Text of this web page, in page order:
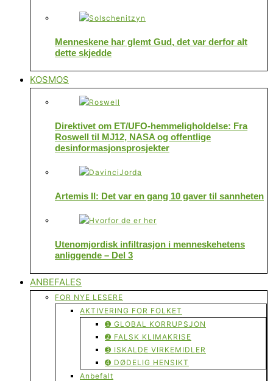
Menneskene har glemt Gud, det var derfor alt
dette skjedde
KOSMOS
Direktivet om ET/UFO-hemmeligholdelse: Fra
Roswell til MJ12, NASA og offentlige
desinformasjonsprosjekter
Artemis II: Det var en gang 10 gaver til sannheten
Utenomjordisk infiltrasjon i menneskehetens
anliggende – Del 3
ANBEFALES
FOR NYE LESERE
AKTIVERING FOR FOLKET
➊ GLOBAL KORRUPSJON
➋ FALSK KLIMAKRISE
➌ ISKALDE VIRKEMIDLER
➍ DØDELIG HENSIKT
Anbefalt